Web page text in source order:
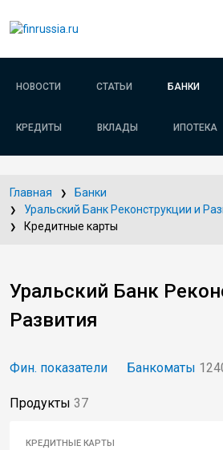
НОВОСТИ СТАТЬИ БАНКИ
КРЕДИТЫ ВКЛАДЫ ИПОТЕКА
Главная
Банки
Уральский Банк Реконструкции и
Кредитные карты
Уральский Банк
Развития
Фин. показатели Банкоматы
Продукты 37
КРЕДИТНЫЕ КАРТЫ